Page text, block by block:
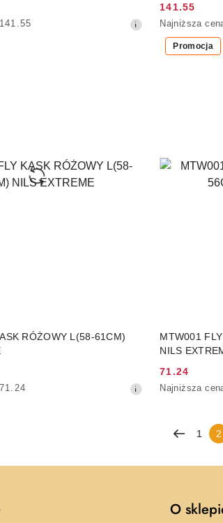
141.55
Cena
promocyjna:
141.55
Najniższa
cena
Najniższa
RÓŻOWY L(58-61CM)
71.24
NIEDOSTĘPNY
MTW001
NILS
Cena
promocyjna:
71.24
Najniższa
Najniższa
Promocja
1 2
O